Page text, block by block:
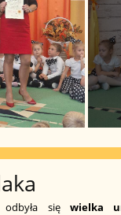
się wielka